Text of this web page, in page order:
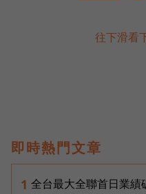
往下滑看
即時熱門文章
1 全台最大全聯首日業績